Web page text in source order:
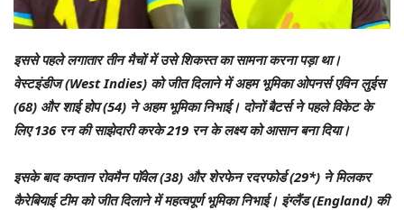
इससे पहले लगातार तीन मैचों में उसे शिकस्‍त का सामना करना पड़ा था।
वेस्‍टइंडीज (West Indies) को जीत दिलाने में अहम भूमिका ओपनर्स एविन लुईस
(68) और शाई होप (54) ने अहम भूमिका निभाई। दोनों बैटर्स ने पहले विकेट के
लिए 136 रन की साझेदारी करके 219 रन के लक्ष्‍य को आसान बना दिया।
इसके बाद कप्‍तान रोवमैन पॉवेल (38) और शेरफेन रदरफोर्ड (29*) ने मिलकर
कैरेबियाई टीम को जीत दिलाने में महत्‍वपूर्ण भूमिका निभाई। इंग्‍लैंड (England) की